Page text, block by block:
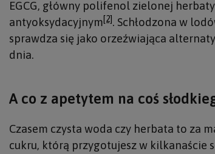
EGCG, główny polifenol zielonej
antyoksydacyjnym[2]. Schłodzona w
sprawdza się jako orzeźwiająca
dnia.
A co z apetytem na coś
Czasem czysta woda czy herbata to za
cukru, którą przygotujesz w kilkanaście